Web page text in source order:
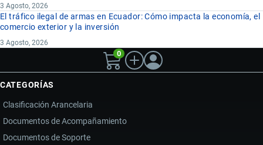
3 Agosto, 2026
El tráfico ilegal de armas en Ecuador: Cómo impacta la economía, el
comercio exterior y la inversión
3 Agosto, 2026
0
CATEGORÍAS
Clasificación Arancelaria
Documentos de Acompañamiento
Documentos de Soporte